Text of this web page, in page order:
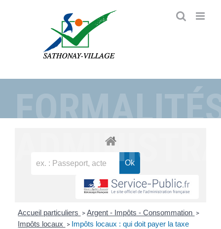
Accueil particuliers > Argent - Impôts - Consommation >
Impôts locaux > Impôts locaux : qui doit payer la taxe